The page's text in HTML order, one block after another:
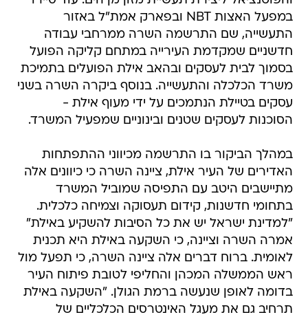
במפעל האצות NBT ובפארק אמת"ל באזור
התעשייה, שם התרשמה השרה ממרחבי עבודה
חדשניים שמקדמת העירייה במתחם קליקה הפועל
בסמוך לבית לעסקים ובהאב אילת הפועלים בתמיכת
משרד הכלכלה והתעשייה. בנוסף ביקרה השרה בשני
עסקים בטיילת הנתמכים על ידי מעוף אילת -
הסוכנות לעסקים שטנים ובינוניים שמפעיל המשרד.
במהלך הביקור בו התרשמה מכיווני ההתפתחות
האדירים של העיר אילת, ציינה השרה כי כיוונים אלה
מתיישבים היטב עם התפיסה שמוביל המשרד
בתחומי חדשנות, קידום תעסוקה וצמיחה כלכלית.
"למדינת ישראל יש את כל הסיבות להשקיע באילת"
אמרה השרה וציינה, כי השקעה באילת היא תכנית
לאומית. ברוח דברים אלה ציינה השרה, כי תפעל מול
ראש הממשלה המכהן והחליפי לטובת פיתוח העיר
בדומה לאופן שנעשה ברמת הגולן. "השקעה באילת
תרחיב גם את מעגל האינטרסים הכלכליים של